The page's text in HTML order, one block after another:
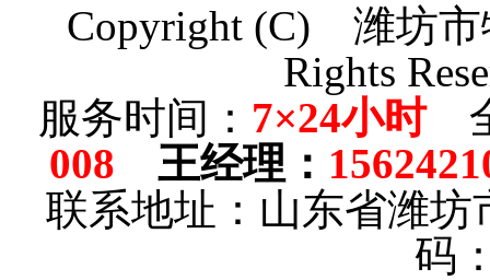
Copyright (C) 潍坊
Rights
服务时间： 7×24小时全
008 王经理 ：
联系地址：山东省潍
码